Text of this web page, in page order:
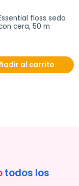
floss seda
cera, 50 m
al carrito
todos los